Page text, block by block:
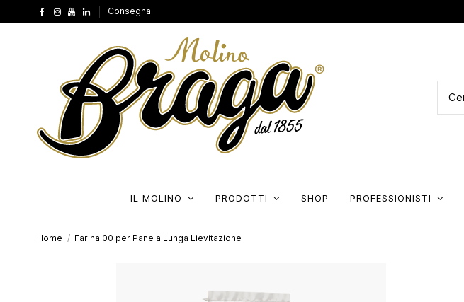
Consegna
IL MOLINO PRODOTTI SHOP PROFESSIONISTI
Home Farina 00 per Pane a Lunga Lievitazione